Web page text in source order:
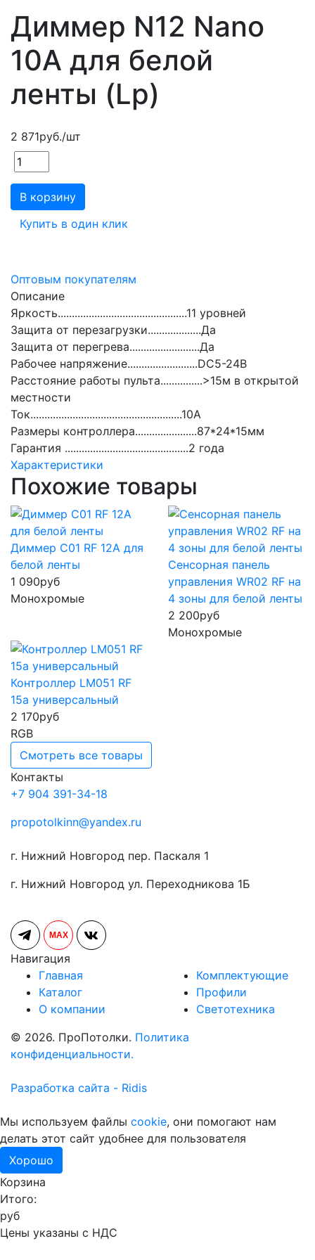
Диммер N12 Nano
10A для белой
ленты (Lp)
2 871руб./шт
В корзину
Купить в один клик
Оптовым покупателям
Описание
Яркость..............................................11 уровней
Защита от перезагрузки...................Да
Защита от перегрева.........................Да
Рабочее напряжение.........................DC5-24В
Расстояние работы пульта...............>15м в открытой
местности
Ток......................................................10А
Размеры контроллера......................87*24*15мм
Гарантия ............................................2 года
Характеристики
Похожие товары
Диммер C01 RF 12A для
белой ленты
1 090руб
Монохромые
Сенсорная панель
управления WR02 RF на
4 зоны для белой ленты
2 200руб
Монохромые
Контроллер LM051 RF
15а универсальный
2 170руб
RGB
Смотреть все товары
Контакты
+7 904 391-34-18
propotolkinn@yandex.ru
г. Нижний Новгород пер. Паскаля 1
г. Нижний Новгород ул. Переходникова 1Б
MAX
Навигация
Главная
Каталог
О компании
Комплектующие
Профили
Светотехника
© 2026. ПроПотолки. Политика
конфиденциальности.
Разработка сайта - Ridis
Мы используем файлы cookie, они помогают нам
делать этот сайт удобнее для пользователя
Хорошо
Корзина
Итого:
руб
Цены указаны с НДС